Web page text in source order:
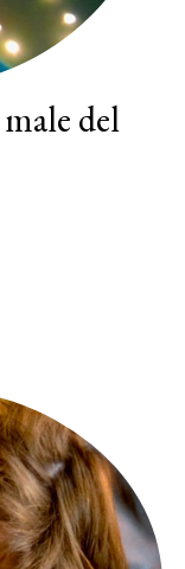
del